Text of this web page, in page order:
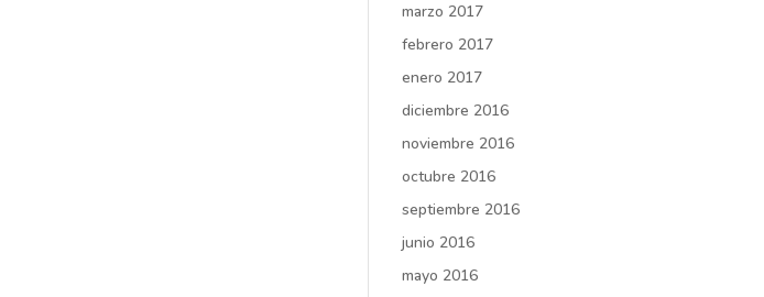
marzo 2017
febrero 2017
enero 2017
diciembre 2016
noviembre 2016
octubre 2016
septiembre 2016
junio 2016
mayo 2016